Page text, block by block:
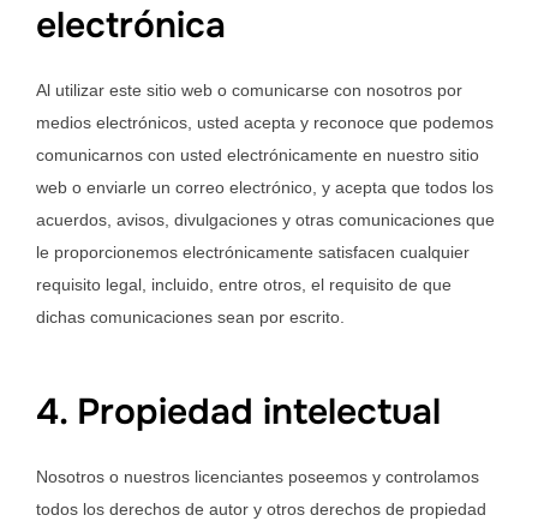
electrónica
Al utilizar este sitio web o comunicarse con nosotros por
medios electrónicos, usted acepta y reconoce que podemos
comunicarnos con usted electrónicamente en nuestro sitio
web o enviarle un correo electrónico, y acepta que todos los
acuerdos, avisos, divulgaciones y otras comunicaciones que
le proporcionemos electrónicamente satisfacen cualquier
requisito legal, incluido, entre otros, el requisito de que
dichas comunicaciones sean por escrito.
4. Propiedad intelectual
Nosotros o nuestros licenciantes poseemos y controlamos
todos los derechos de autor y otros derechos de propiedad